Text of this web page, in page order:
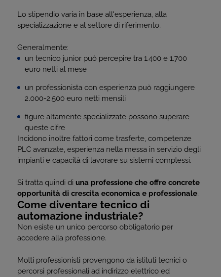
Lo stipendio varia in base all'esperienza, alla
specializzazione e al settore di riferimento.
Generalmente:
un tecnico junior può percepire tra 1.400 e 1.700
euro netti al mese
un professionista con esperienza può raggiungere
2.000-2.500 euro netti mensili
figure altamente specializzate possono superare
queste cifre
Incidono inoltre fattori come trasferte, competenze
PLC avanzate, esperienza nella messa in servizio degli
impianti e capacità di lavorare su sistemi complessi.
Si tratta quindi di una professione che offre concrete
opportunità di crescita economica e professionale.
Come diventare tecnico di
automazione industriale?
Non esiste un unico percorso obbligatorio per
accedere alla professione.
Molti professionisti provengono da istituti tecnici o
percorsi professionali ad indirizzo elettrico ed